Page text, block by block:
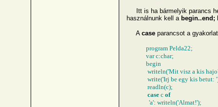
Itt is ha bármelyik parancs
használnunk kell a begin..end;
A case parancsot a
program Pelda22;
var c:char;
begin
writeln('Mit visz a kis
write('Irj be egy kis betut:
readln(c);
casec of
'a': writeln('Almat!');